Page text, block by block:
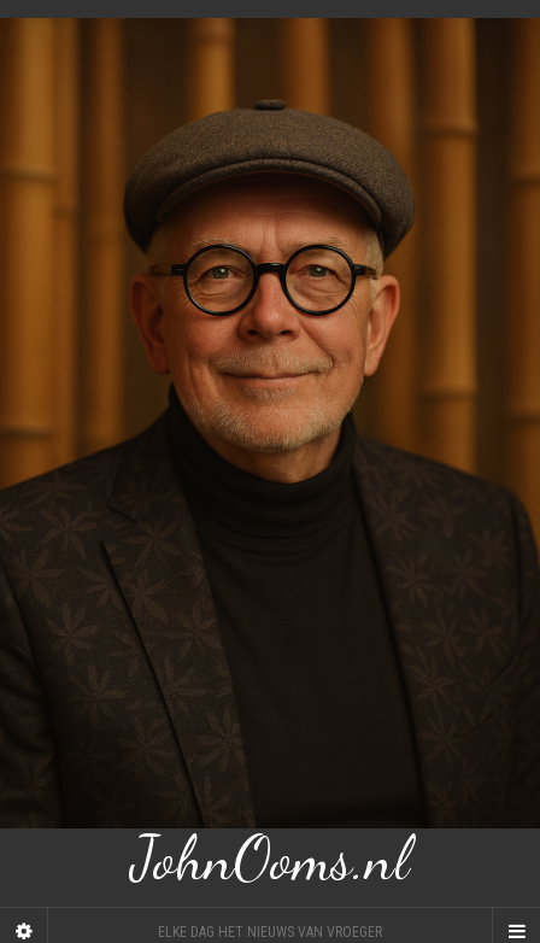
JohnOoms.nl
ELKE DAG HET NIEUWS VAN VROEGER